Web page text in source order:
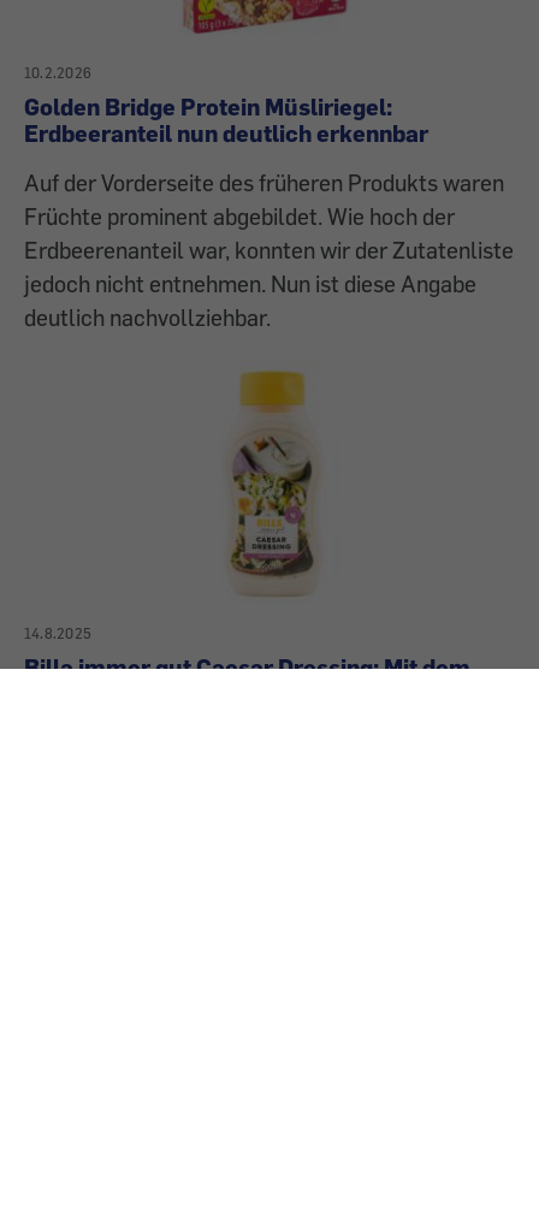
10.2.2026
Golden Bridge Protein Müsliriegel:
Erdbeeranteil nun deutlich erkennbar
Auf der Vorderseite des früheren Produkts waren
Früchte prominent abgebildet. Wie hoch der
Erdbeerenanteil war, konnten wir der Zutatenliste
jedoch nicht entnehmen. Nun ist diese Angabe
deutlich nachvollziehbar.
14.8.2025
Billa immer gut Caesar Dressing: Mit dem